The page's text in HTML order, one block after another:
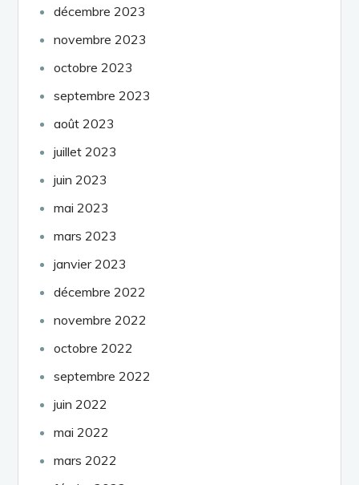
décembre 2023
novembre 2023
octobre 2023
septembre 2023
août 2023
juillet 2023
juin 2023
mai 2023
mars 2023
janvier 2023
décembre 2022
novembre 2022
octobre 2022
septembre 2022
juin 2022
mai 2022
mars 2022